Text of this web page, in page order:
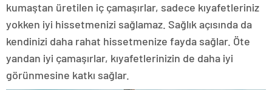
kumaştan üretilen iç çamaşırlar, sadece kıyafetleriniz
yokken iyi hissetmenizi sağlamaz. Sağlık açısında da
kendinizi daha rahat hissetmenize fayda sağlar. Öte
yandan iyi çamaşırlar, kıyafetlerinizin de daha iyi
görünmesine katkı sağlar.